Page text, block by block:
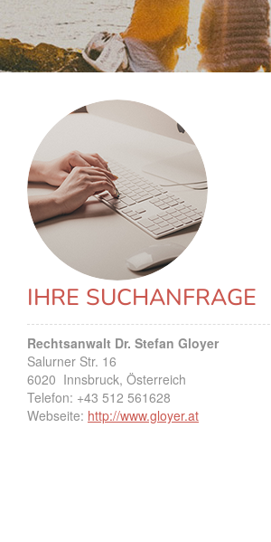
IHRE SUCHANFRAGE
Rechtsanwalt Dr. Stefan Gloyer
Salurner Str. 16
6020 Innsbruck, Österreich
Telefon: +43 512 561628
Webseite: http://www.gloyer.at